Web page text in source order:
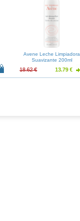
Avene Leche Limpiadora
Suavizante 200ml
18.62 € 13.79 €